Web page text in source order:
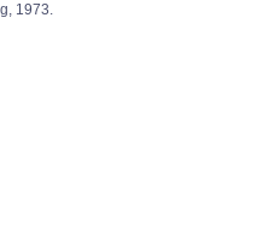
1973.